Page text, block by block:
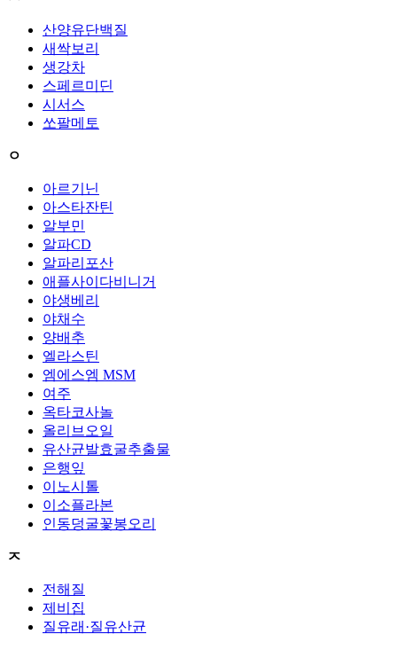
산양유단백질
새싹보리
생강차
스페르미딘
시서스
쏘팔메토
ㅇ
아르기닌
아스타잔틴
알부민
알파CD
알파리포산
애플사이다비니거
야생베리
야채수
양배추
엘라스틴
엠에스엠 MSM
여주
옥타코사놀
올리브오일
유산균발효굴추출물
은행잎
이노시톨
이소플라본
인동덩굴꽃봉오리
ㅈ
전해질
제비집
질유래·질유산균